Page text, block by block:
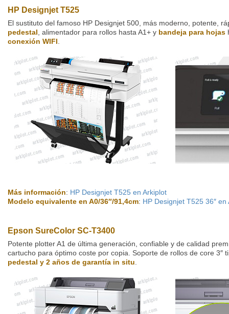
HP Designjet T525
El sustituto del famoso HP Designjet 500, más moderno, potente,
pedestal , alimentador para rollos hasta A1+ y bandeja para hojas
conexión WIFI
Más información: HP Designjet T525 en Arkiplot
Modelo equivalente en A0/36″/91,4cm: HP Designjet T525 36″ en
Epson SureColor SC-T3400
Potente plotter A1 de última generación, confiable y de calidad
cartucho para óptimo coste por copia. Soporte de rollos de core 3″
pedestal y 2 años de garantía in situ